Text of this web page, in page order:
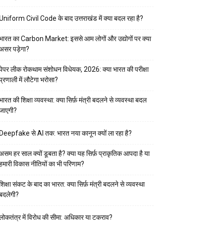
Civil Code के बाद उत्तराखंड में क्या बदल रहा है?
का Carbon Market: इससे आम लोगों और उद्योगों पर क्या
पड़ेगा?
लीक रोकथाम संशोधन विधेयक, 2026: क्या भारत की परीक्षा
में लौटेगा भरोसा?
की शिक्षा व्यवस्था: क्या सिर्फ़ मंत्री बदलने से व्यवस्था बदल
Deepfake से AI तक: भारत नया कानून क्यों ला रहा है?
हर साल क्यों डूबता है? क्या यह सिर्फ़ प्राकृतिक आपदा है या
विकास नीतियों का भी परिणाम?
संकट के बाद का भारत: क्या सिर्फ़ मंत्री बदलने से व्यवस्था
में विरोध की सीमा: अधिकार या टकराव?